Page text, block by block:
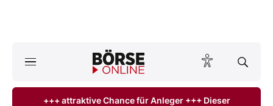
ktuelle Ausgabe BÖRSE ONLINE lesen
+++ attraktive Chance für Anleger +++ Dieser